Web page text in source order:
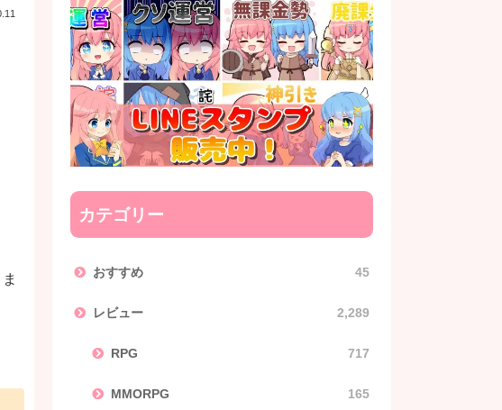
カテゴリー
おすすめ 45
レビュー 2,289
RPG 717
MMORPG 165